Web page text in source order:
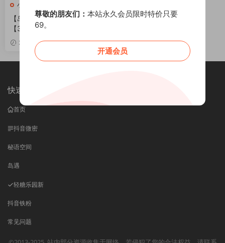
小妮酱紫
【岛遇】抖音小妮酱紫合集
【347P 90V】
2026-05-18 VIP
快速导航
首页
抖音微密
秘语空间
岛遇
轻糖乐园新
抖音铁粉
常见问题
尊敬的朋友们： 本站永久会员限时特价只要
69。
开通会员